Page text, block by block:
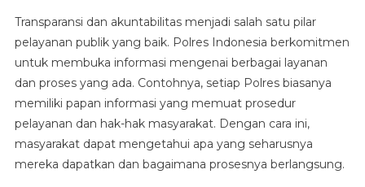
Transparansi dan akuntabilitas menjadi salah satu pilar
pelayanan publik yang baik. Polres Indonesia berkomitmen
untuk membuka informasi mengenai berbagai layanan
dan proses yang ada. Contohnya, setiap Polres biasanya
memiliki papan informasi yang memuat prosedur
pelayanan dan hak-hak masyarakat. Dengan cara ini,
masyarakat dapat mengetahui apa yang seharusnya
mereka dapatkan dan bagaimana prosesnya berlangsung.